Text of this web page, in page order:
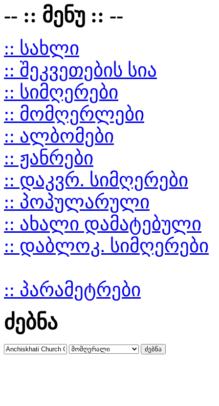
-- :: მენუ :: --
:: სახლი
:: შეკვეთების სია
:: სიმღერები
:: მომღერლები
:: ალბომები
:: ჟანრები
:: დაკვრ. სიმღერები
:: პოპულარული
:: ახალი დამატებული
:: დაბლოკ. სიმღერები
:: პარამეტრები
ძებნა